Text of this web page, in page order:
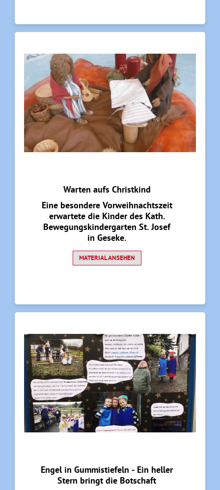
Warten aufs Christkind
Eine besondere Vorweihnachtszeit
erwartete die Kinder des Kath.
Bewegungskindergarten St. Josef
in Geseke.
MATERIAL ANSEHEN
Engel in Gummistiefeln - Ein heller
Stern bringt die Botschaft